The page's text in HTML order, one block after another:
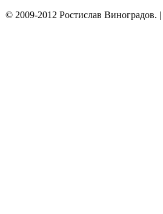
© 2009-2012 Ростислав Виноградов. |